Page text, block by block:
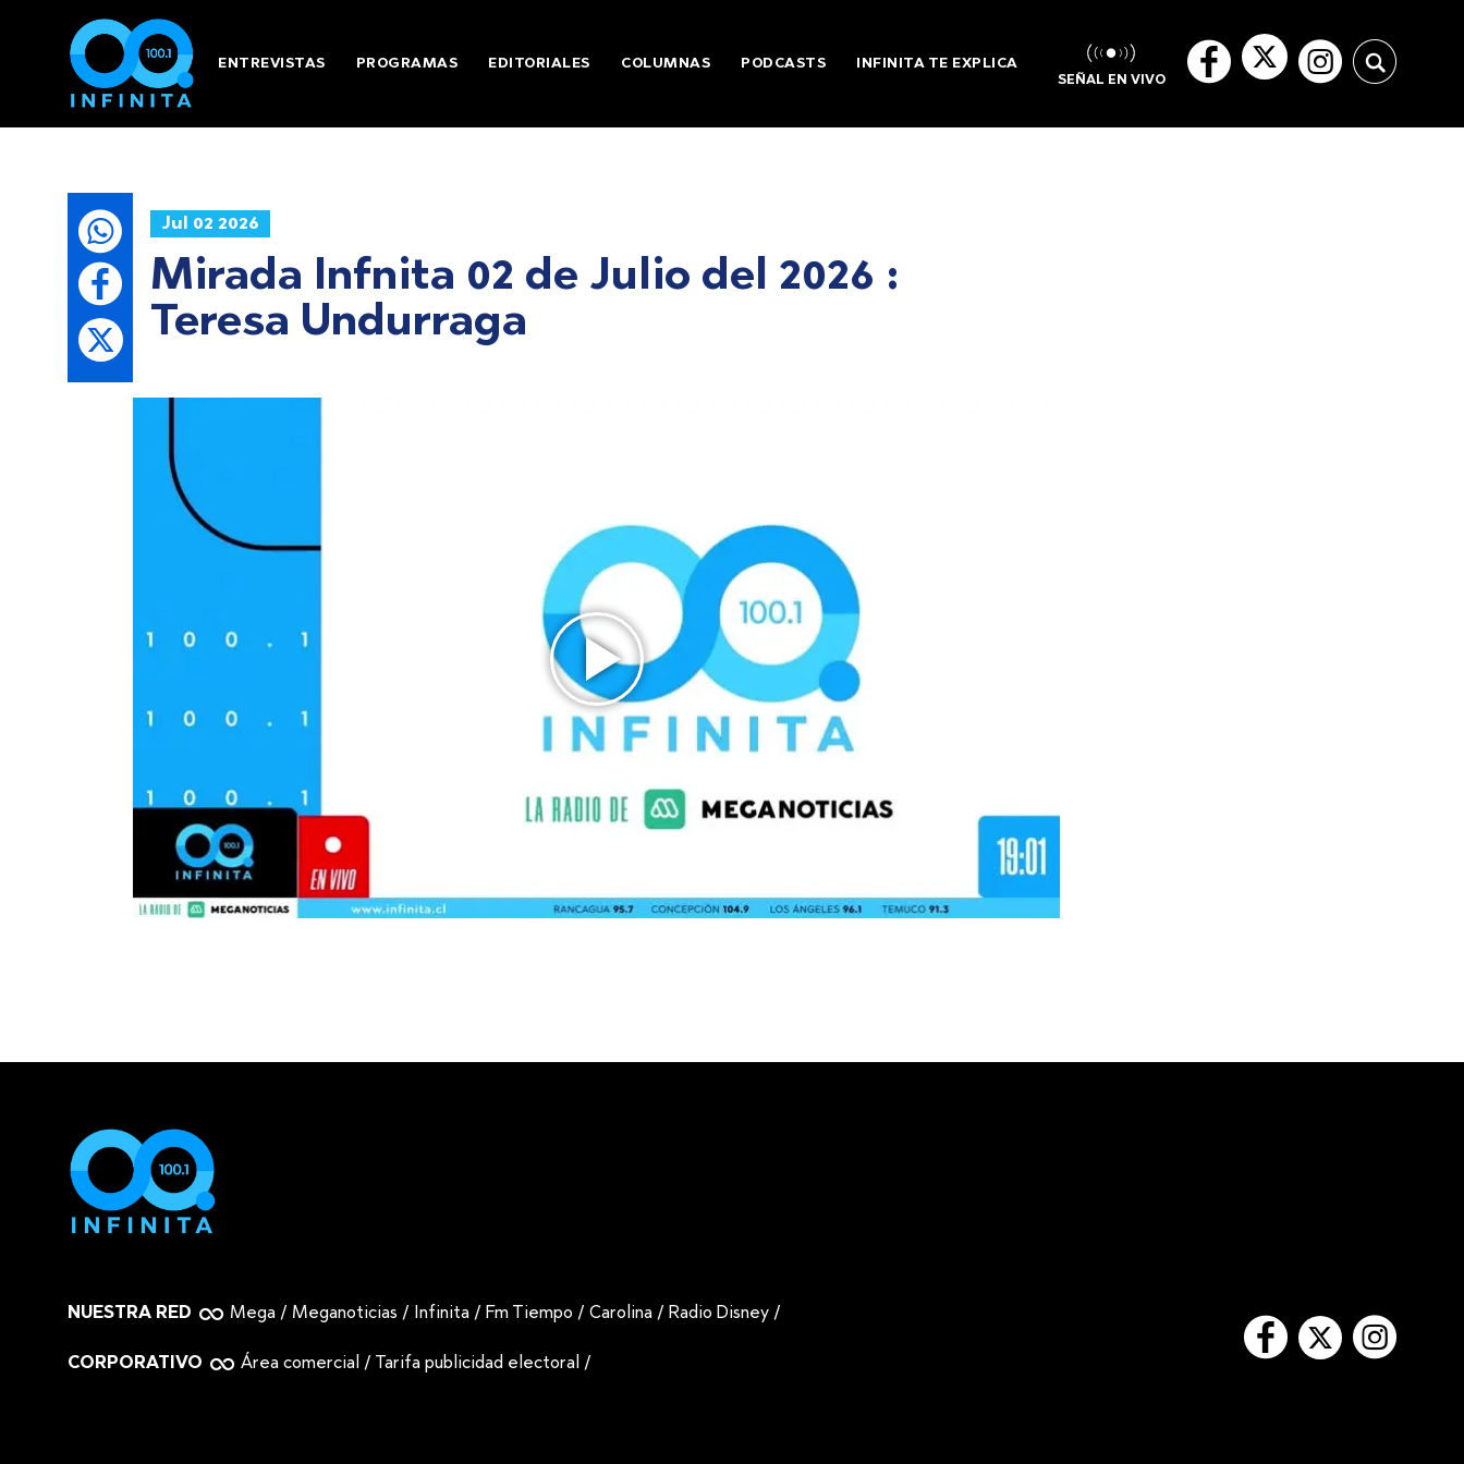
ENTREVISTAS PROGRAMAS EDITORIALES COLUMNAS PODCASTS INFINITA TE EXPLICA
SEÑAL EN VIVO
Jul 02 2026
Mirada Infnita 02 de Julio del 2026 :
Teresa Undurraga
NUESTRA RED Mega / Meganoticias / Infinita / Fm Tiempo /Carolina / Radio Disney /
CORPORATIVO Área comercial / Tarifa publicidad electoral /